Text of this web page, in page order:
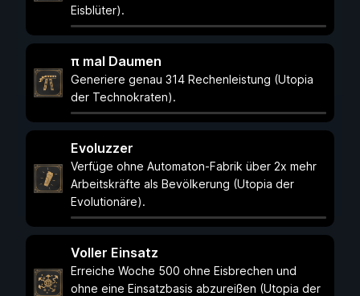
Eisblüter).
π mal Daumen
Generiere genau 314 Rechenleistung (Utopia
der Technokraten).
Evoluzzer
Verfüge ohne Automaton-Fabrik über 2x mehr
Arbeitskräfte als Bevölkerung (Utopia der
Evolutionäre).
Voller Einsatz
Erreiche Woche 500 ohne Eisbrechen und
ohne eine Einsatzbasis abzureißen (Utopia der